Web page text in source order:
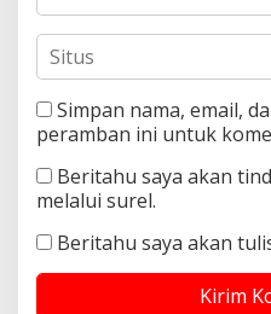
Simpan nama, email,
peramban ini untuk
Beritahu saya akan
melalui surel.
Beritahu saya akan